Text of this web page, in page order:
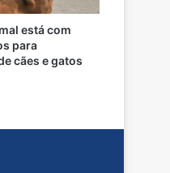
está com
para
cães e gatos